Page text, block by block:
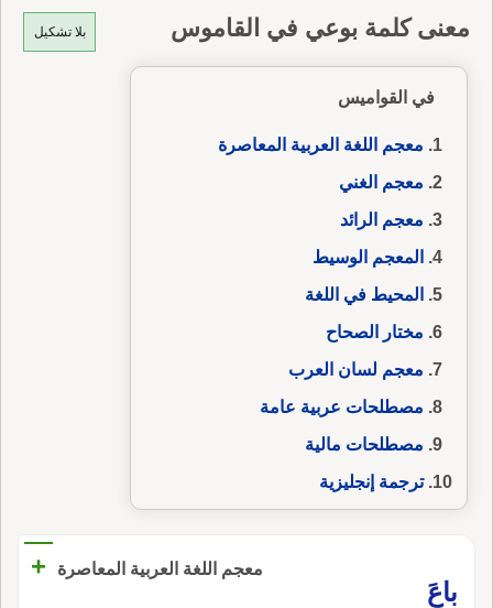
بلا تشكيل معنى كلمة بوعي في القاموس
في القواميس
معجم اللغة العربية المعاصرة
معجم الغني
معجم الرائد
المعجم الوسيط
المحيط في اللغة
مختار الصحاح
معجم لسان العرب
مصطلحات عربية عامة
مصطلحات مالية
ترجمة إنجليزية
معجم اللغة العربية المعاصرة
+
باعَ